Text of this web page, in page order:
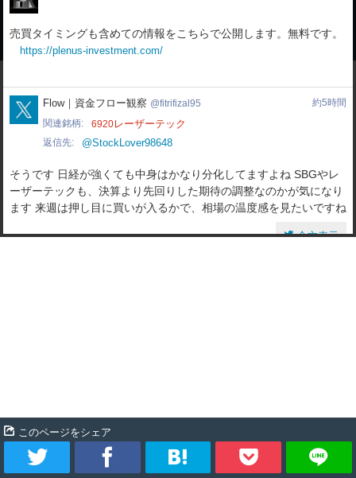
最近検索されたワード
このページをシェア
売買タイミングも含めての情報をこちらで公開します。無料です。
https://plenus-investment.com/
fitrifizal95
Flow｜資金フロー観察 fitrifizal95
約5時間
関連銘柄
6920レーザーテック
返信先 @StockLover98648
そうです 日経が強くても中身はかなり分化してますよね SBGやレ
ーザーテックも、決算より先回りした期待の調整なのかが気になり
ます 来週は押し目に買いが入るかで、相場の温度感を見たいですね
全文表示